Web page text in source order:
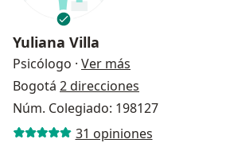
Yuliana Villa
Psicólogo · Ver más
Bogotá 2 direcciones
Núm. Colegiado: 198127
31 opiniones